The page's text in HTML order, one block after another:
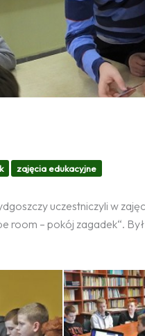
zajęcia edukacyjne
uczestniczyli w
room – pokój zagadek“.